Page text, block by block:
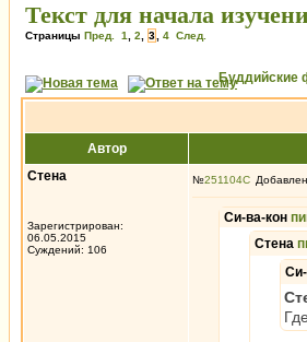
Текст для начала
Страницы Пред. 1 2 3 4 След.
Буддийские
Автор
Стена
Зарегистрирован:
06.05.2015
Суждений: 106
№251104
Си-ва-кон
Стена